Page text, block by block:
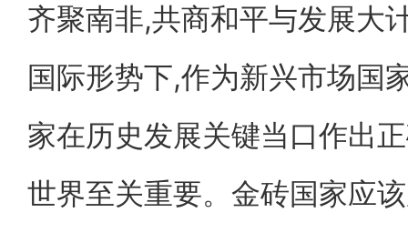
齐聚南非,共商和平与发展大
国际形势下,作为新兴市场国
家在历史发展关键当口作出
世界至关重要。金砖国家应